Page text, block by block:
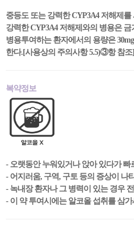
중등도 또는 강력한 CYP3A4 저해제
강력한 CYP3A4 저해제와의 병용은
병용투여하는 환자에서의 용량은
한다.[사용상의 주의사항 5.5)③항 참조]
복약정보
- 오랫동안 누워있거나 앉아 있다가
- 어지러움, 구역, 구토 등의 증상이 나
- 녹내장 환자나 그 병력이 있는 경우
- 이 약 투여시에는 알코올 섭취를 삼가